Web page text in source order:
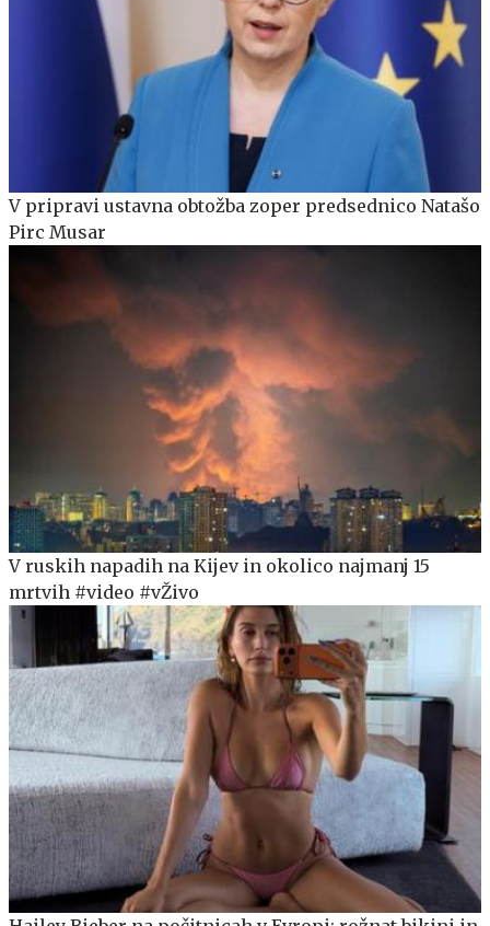
V pripravi ustavna obtožba zoper predsednico Natašo
Pirc Musar
V ruskih napadih na Kijev in okolico najmanj 15
mrtvih #video #vŽivo